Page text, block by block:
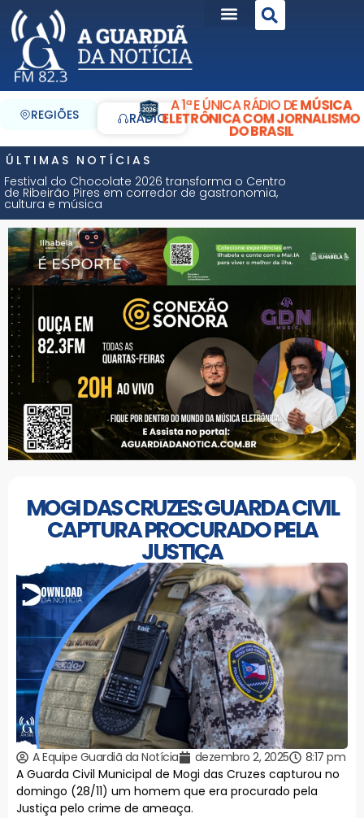
REGIÕES RÁDIO
A 1ª E ÚNICA RÁDIO DEMÚSICA
ELETRÔNICA COM JORNALISMO
DO BRASIL
ÚLTIMAS NOTÍCIAS
Festival do Chocolate 2026 transforma o Centro
de Ribeirão Pires em corredor de gastronomia,
cultura e música
MOGI DAS CRUZES: GUARDA CIVIL
CAPTURA PROCURADO PELA
JUSTIÇA
A Equipe Guardiã da Notícia dezembro 2, 2025
8:17 pm
A Guarda Civil Municipal de Mogi das Cruzes capturou no
domingo (28/11) um homem que era procurado pela
Justiça pelo crime de ameaça.